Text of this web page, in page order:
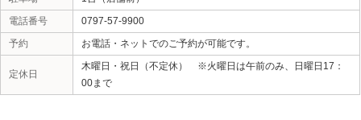
性の楽になったになるであろうとあさひ整骨院は考えま
わかりやすいのですが、まったく揉まなくても足がかる
（骨格が整えば、筋肉は自分から自然に力を抜くという